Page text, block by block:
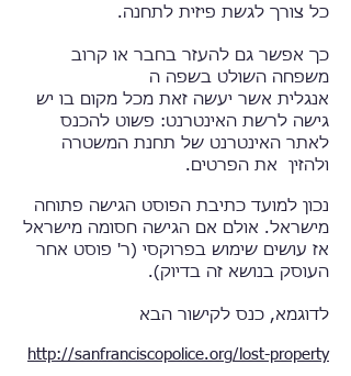
​כל ​צורך לגשת פיזית לתחנה.
​כך אפשר גם להעזר ב​חבר או ​קרוב
משפחה ​השולט בשפה ה
אנגלית אשר יעשה זאת מכל מקום ​בו יש
גישה לרשת האינטרנט: פשוט להכנס
לאתר האינטרנט של תחנת המשטרה
ולהזין את הפרטים.
נכון למועד כתיבת הפוסט הגישה פתוחה
מישראל. אולם אם הגישה חסומה מישראל
אז עושים שימוש בפרוקסי (ר' פוסט אחר
העוסק בנושא זה בדיוק).​
לדוגמא, כנס לקישור הבא
http://sanfranciscopolice.org/lost-property